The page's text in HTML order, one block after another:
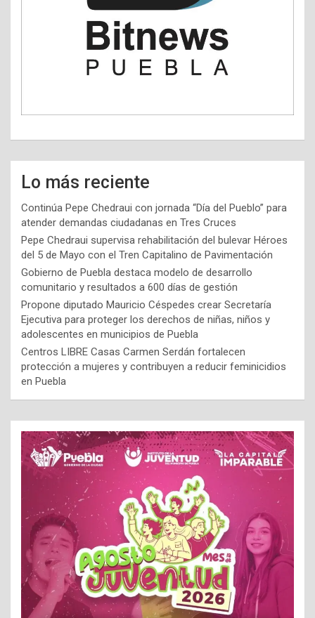
Lo más reciente
Continúa Pepe Chedraui con jornada “Día del Pueblo” para
atender demandas ciudadanas en Tres Cruces
Pepe Chedraui supervisa rehabilitación del bulevar Héroes
del 5 de Mayo con el Tren Capitalino de Pavimentación
Gobierno de Puebla destaca modelo de desarrollo
comunitario y resultados a 600 días de gestión
Propone diputado Mauricio Céspedes crear Secretaría
Ejecutiva para proteger los derechos de niñas, niños y
adolescentes en municipios de Puebla
Centros LIBRE Casas Carmen Serdán fortalecen
protección a mujeres y contribuyen a reducir feminicidios
en Puebla